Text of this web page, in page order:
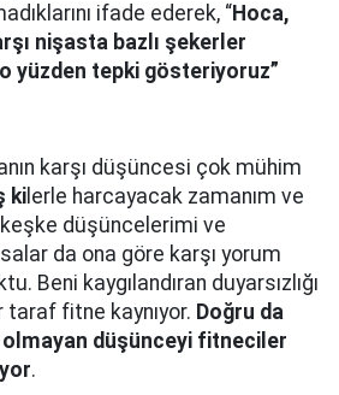
ifade ederek, “Hoca,
nişasta bazlı şekerler
yüzden tepki gösteriyoruz”
karşı düşüncesi çok mühim
ki lerle harcayacak zamanım ve
düşüncelerimi ve
da ona göre karşı yorum
Beni kaygılandıran duyarsızlığı
taraf fitne kaynıyor. Doğru da
olmayan düşünceyi fitneciler
.